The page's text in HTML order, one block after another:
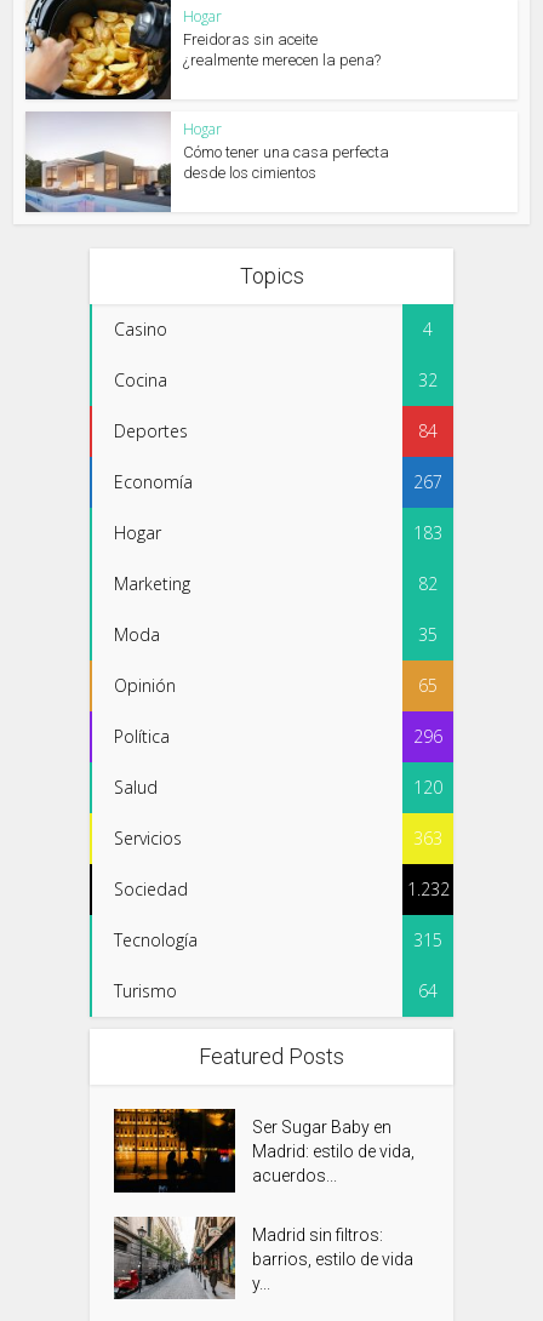
Hogar
Freidoras sin aceite
¿realmente merecen la pena?
Hogar
Cómo tener una casa perfecta
desde los cimientos
Topics
Casino 4
Cocina 32
Deportes 84
Economía 267
Hogar 183
Marketing 82
Moda 35
Opinión 65
Política 296
Salud 120
Servicios 363
Sociedad 1.232
Tecnología 315
Turismo 64
Featured Posts
Ser Sugar Baby en
Madrid: estilo de vida,
acuerdos...
Madrid sin filtros:
barrios, estilo de vida
y...